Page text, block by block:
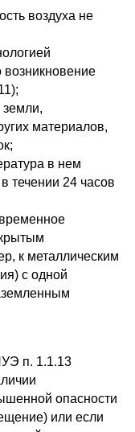
воздуха не
возникновение
материалов,
в нем
течении 24 часов
к металлическим
с одной
п. 1.1.13
опасности
или если